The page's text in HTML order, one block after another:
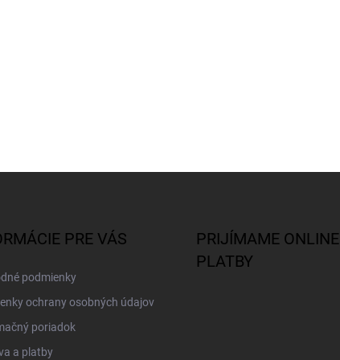
PRE VÁS
podmienky
ochrany osobných údajov
poriadok
a platby
PRIJÍMAME ONLINE
PLATBY